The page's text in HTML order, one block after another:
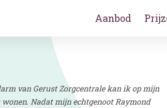
Aanbod
van Gerust Zorgcentrale kan ik op mijn
Nadat mijn echtgenoot Raymond